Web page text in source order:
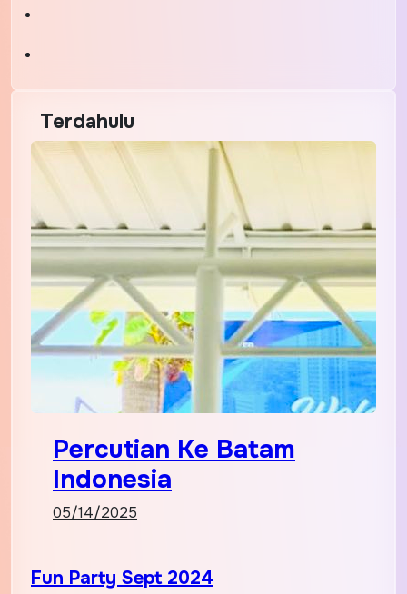
Terdahulu
Percutian Ke Batam
Indonesia
05/14/2025
Fun Party Sept 2024